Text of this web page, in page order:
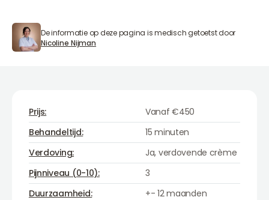
Nicoline Nijman
De informatie op deze pagina is medisch getoetst door
Nicoline Nijman
Prijs:
Vanaf €450
Behandeltijd:
15 minuten
Verdoving:
Ja, verdovende crème
Pijnniveau (0-10):
3
Duurzaamheid:
+- 12 maanden